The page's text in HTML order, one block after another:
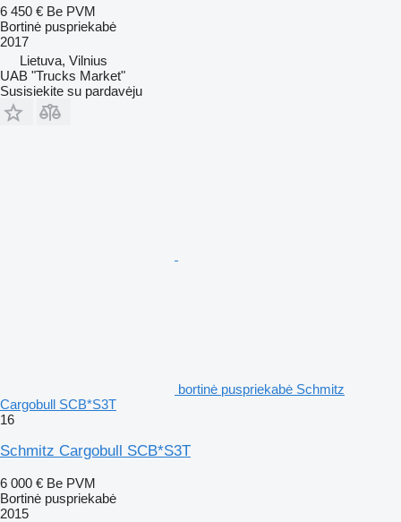
6 450 € Be PVM
Bortinė puspriekabė
2017
Lietuva, Vilnius
UAB "Trucks Market"
Susisiekite su pardavėju
bortinė puspriekabė Schmitz
Cargobull SCB*S3T
16
Schmitz Cargobull SCB*S3T
6 000 € Be PVM
Bortinė puspriekabė
2015